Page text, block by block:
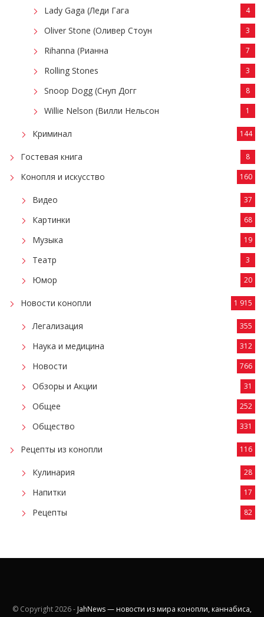
Lady Gaga (Леди Гага 4
Oliver Stone (Оливер Стоун 3
Rihanna (Рианна 7
Rolling Stones 3
Snoop Dogg (Снуп Догг 8
Willie Nelson (Вилли Нельсон 1
Криминал 144
Гостевая книга 8
Конопля и искусство 160
Видео 37
Картинки 68
Музыка 19
Театр 3
Юмор 20
Новости конопли 1 915
Легализация 355
Наука и медицина 312
Новости 766
Обзоры и Акции 31
Общее 252
Общество 331
Рецепты из конопли 116
Кулинария 28
Напитки 17
Рецепты 82
© Copyright2026 - JahNews — новости из мира конопли, каннабиса,